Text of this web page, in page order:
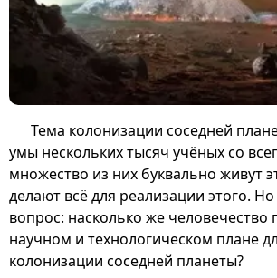
Тема колонизации соседней
умы нескольких тысяч учёных со
множество из них буквально живут
делают всё для реализации этого.
вопрос: насколько же человечество
научном и технологическом плане
колонизации соседней планеты?